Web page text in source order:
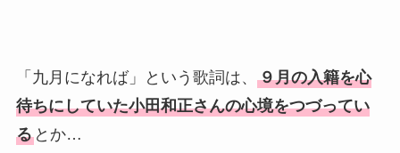
「九月になれば」という歌詞は、 ９月の入籍を心
待ちにしていた小田和正さんの心境をつづってい
るとか…